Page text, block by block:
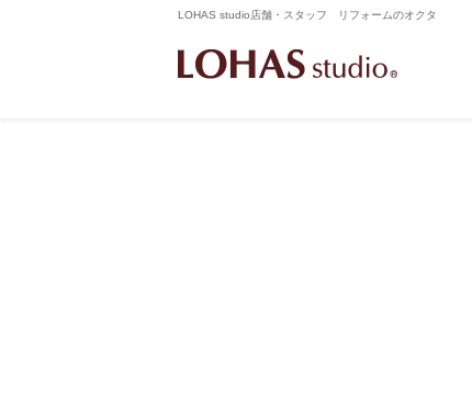
LOHAS studio店舗・スタッフ リフォームのオクタ